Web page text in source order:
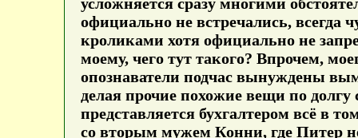
официально не встречались,
кроликами хотя официально не
моему, чего тут такого? Впрочем,
опознаватели подчас вынуждены
делая прочие похожие вещи по
представляется бухгалтером всё в
со вторым мужем Конни, где Питер